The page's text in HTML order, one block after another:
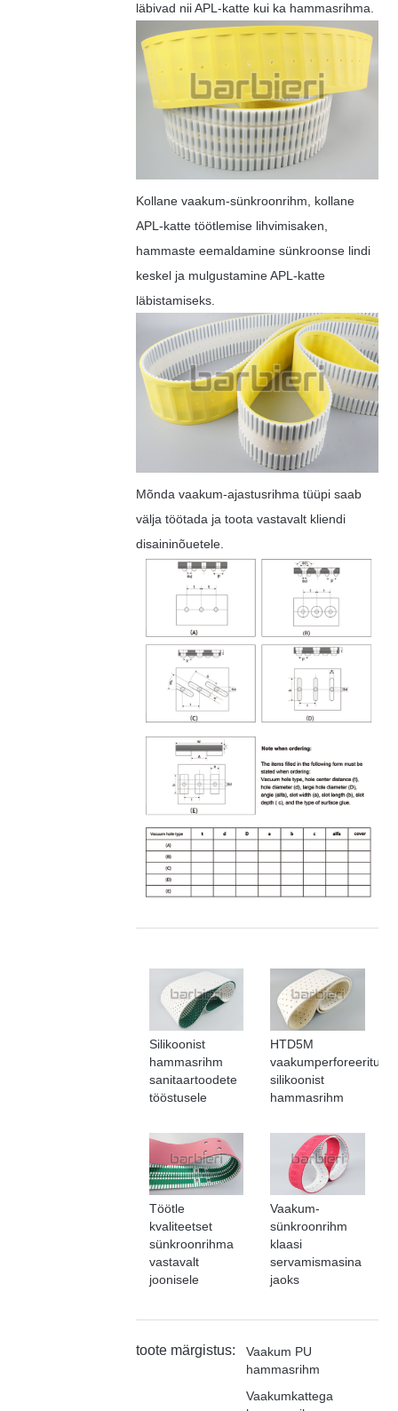
läbivad nii APL-katte kui ka hammasrihma.
Kollane vaakum-sünkroonrihm, kollane
APL-katte töötlemise lihvimisaken,
hammaste eemaldamine sünkroonse lindi
keskel ja mulgustamine APL-katte
läbistamiseks.
Mõnda vaakum-ajastusrihma tüüpi saab
välja töötada ja toota vastavalt kliendi
disaininõuetele.
Silikoonist
hammasrihm
sanitaartoodete
tööstusele
HTD5M
vaakumperforeeritud
silikoonist
hammasrihm
Töötle
kvaliteetset
sünkroonrihma
vastavalt
joonisele
Vaakum-
sünkroonrihm
klaasi
servamismasina
jaoks
toote märgistus:
Vaakum PU
hammasrihm
Vaakumkattega